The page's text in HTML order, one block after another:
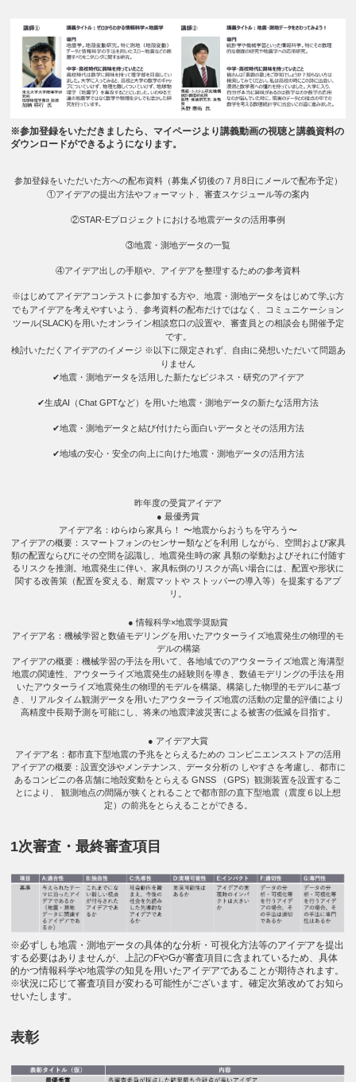
※参加登録をいただきましたら、マイページより講義動画の視聴と講義資料の
ダウンロードができるようになります。
参加登録をいただいた方への配布資料（募集〆切後の７月8日にメールで配布予定）
①アイデアの提出方法やフォーマット、審査スケジュール等の案内
②STAR-Eプロジェクトにおける地震データの活用事例
③地震・測地データの一覧
④アイデア出しの手順や、アイデアを整理するための参考資料
※はじめてアイデアコンテストに参加する方や、地震・測地データをはじめて学ぶ方
でもアイデアを考えやすいよう、参考資料の配布だけではなく、コミュニケーション
ツール(SLACK)を用いたオンライン相談窓口の設置や、審査員との相談会も開催予定
です。
検討いただくアイデアのイメージ ※以下に限定されず、自由に発想いただいて問題あ
りません
✔地震・測地データを活用した新たなビジネス・研究のアイデア
✔生成AI（Chat GPTなど）を用いた地震・測地データの新たな活用方法
✔地震・測地データと結び付けたら面白いデータとその活用方法
✔地域の安心・安全の向上に向けた地震・測地データの活用方法
昨年度の受賞アイデア
● 最優秀賞
アイデア名：ゆらゆら家具ら！ 〜地震からおうちを守ろう〜
アイデアの概要：スマートフォンのセンサー類などを利用 しながら、空間および家具
類の配置ならびにその空間を認識し、地震発生時の家 具類の挙動およびそれに付随す
るリスクを推測。地震発生に伴い、家具転倒のリスクが高い場合には、配置や形状に
関する改善策（配置を変える、耐震マットや ストッパーの導入等）を提案するアプ
リ。
● 情報科学×地震学奨励賞
アイデア名：機械学習と数値モデリングを用いたアウターライズ地震発生の物理的モ
デルの構築
アイデアの概要：機械学習の手法を用いて、各地域でのアウターライズ地震と海溝型
地震の関連性、アウターライズ地震発生の経験則を導き、数値モデリングの手法を用
いたアウターライズ地震発生の物理的モデルを構築。構築した物理的モデルに基づ
き、リアルタイム観測データを用いたアウターライズ地震の活動の定量的評価により
高精度中長期予測を可能にし、将来の地震津波災害による被害の低減を目指す。
● アイデア大賞
アイデア名：都市直下型地震の予兆をとらえるための コンビニエンスストアの活⽤
アイデアの概要：設置交渉やメンテナンス、データ分析の しやすさを考慮し、都市に
あるコンビニの各店舗に地殻変動をとらえる GNSS （GPS）観測装置を設置するこ
とにより、 観測地点の間隔が狭くとれることで都市部の直下型地震（震度６以上想
定）の前兆をとらえることができる。
1次審査・最終審査項目
※必ずしも地震・測地データの具体的な分析・可視化方法等のアイデアを提出
する必要はありませんが、上記のFやGが審査項目に含まれているため、具体
的かつ情報科学や地震学の知見を用いたアイデアであることが期待されます。
※状況に応じて審査項目が変わる可能性がございます。確定次第改めてお知ら
せいたします。
表彰